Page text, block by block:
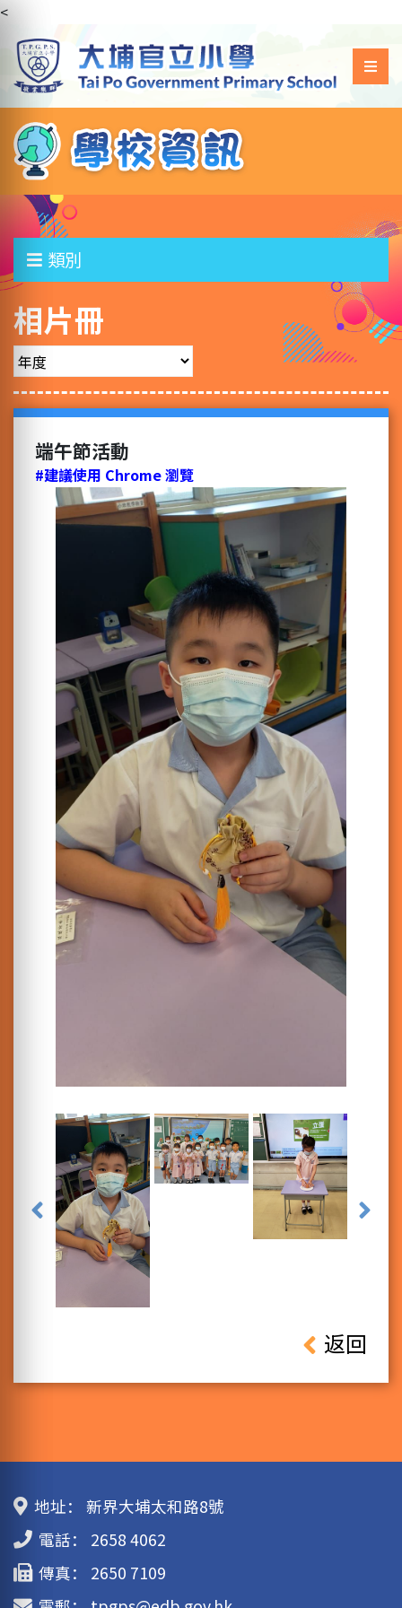
<
類別
相片冊
端午節活動
#建議使用 Chrome 瀏覽
返回
地址：
新界大埔太和路8號
電話：
2658 4062
傳真：
2650 7109